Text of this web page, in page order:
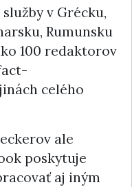
v Grécku,
Rumunsku
100 redaktorov
celého
ale
poskytuje
aj iným